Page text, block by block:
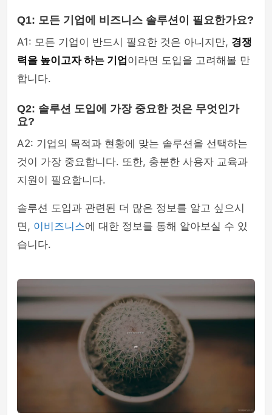
Q1: 모든 기업에 비즈니스 솔루션이 필요한가요?
A1: 모든 기업이 반드시 필요한 것은 아니지만, 경쟁
력을 높이고자 하는 기업 이라면 도입을 고려해볼 만
합니다.
Q2: 솔루션 도입에 가장 중요한 것은 무엇인가
요?
A2: 기업의 목적과 현황에 맞는 솔루션을 선택하는
것이 가장 중요합니다. 또한, 충분한 사용자 교육과
지원이 필요합니다.
솔루션 도입과 관련된 더 많은 정보를 알고 싶으시
면, 이비즈니스에 대한 정보를 통해 알아보실 수 있
습니다.